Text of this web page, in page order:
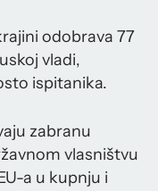
odobrava 77
vladi,
ispitanika.
zabranu
vlasništvu
a u kupnju i